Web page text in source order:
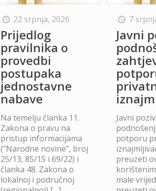
22 srpnja, 2026
Prijedlog
pravilnika o
provedbi
postupaka
jednostavne
nabave
Na temelju članka 11.
Zakona o pravu na
pristup informacijama
(”Narodne novine”, broj
25/13, 85/15 i 69/22) i
članka 48. Zakona o
lokalnoj i područnoj
7
Javni
Javni
potporu
preuzeti
male